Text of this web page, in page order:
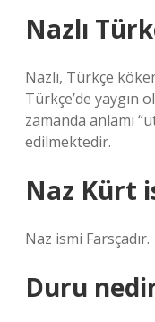
Nazlı
Nazlı, Türkçe
Türkçe’de yaygın
zamanda anlamı
edilmektedir.
Naz Kürt
Naz ismi Farsçadır.
Duru